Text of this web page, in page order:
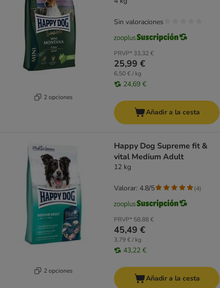
2 opciones
PRVP* 33,32 €
25,99 €
6,50 € / kg
24,69 €
Sin valoraciones
Añadir a la cesta
2 opciones
Happy Dog Supreme fit &
vital Medium Adult
12 kg
PRVP* 58,88 €
45,49 €
3,79 € / kg
43,22 €
Valorar: 4.8/5 (4)
Añadir a la cesta